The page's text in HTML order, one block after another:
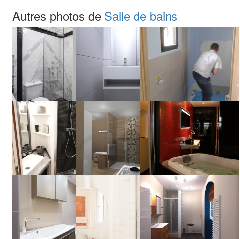
Autres photos de Salle de bains